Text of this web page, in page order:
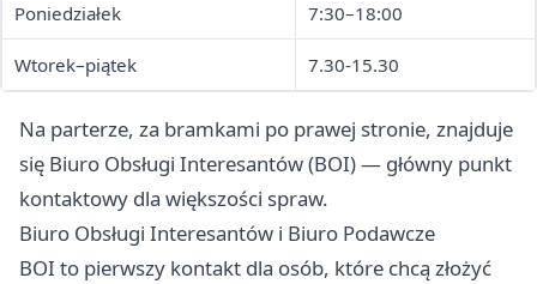
Poniedziałek 7:30–18:00
Wtorek–piątek 7.30-15.30
Na parterze, za bramkami po prawej stronie, znajduje
się Biuro Obsługi Interesantów (BOI) — główny punkt
kontaktowy dla większości spraw.
Biuro Obsługi Interesantów i Biuro Podawcze
BOI to pierwszy kontakt dla osób, które chcą złożyć